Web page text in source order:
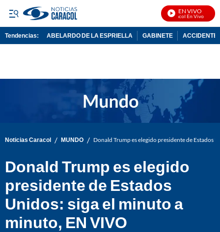
EN VIVO
Noticias Caracol En Vivo
Tendencias: ABELARDO DE LA ESPRIELLA GABINETE ACCIDENTE
Noticias Caracol / MUNDO / Donald Trump es elegido presidente de Estados
Donald Trump es elegido
presidente de Estados
Unidos: siga el minuto a
minuto, EN VIVO